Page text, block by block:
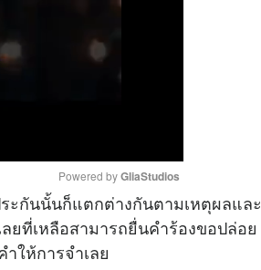
M
u
Powered by GliaStudios
ะกันนั้นก็แตกต่างกันตามเหตุผลและ
ที่เหลือสามารถยื่นคำร้องขอปล่อย
ให้การจำเลย